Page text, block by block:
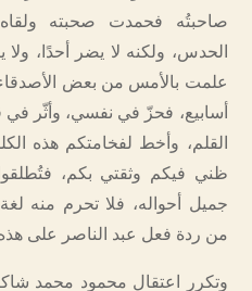
صاحبتُه فحمدت صحبته
الحدس، ولكنه لا يضر أحدًا،
علمت بالأمس من بعض
أسابيع، فحزّ في نفسي، وأثّر في
القلم، وأخط لفخامتكم هذه
ظني فيكم وثقتي بكم،
جميل أحواله، فلا تحرم منه
من ردة فعل عبد الناصر على هذه
وتكرر اعتقال محمود محمد